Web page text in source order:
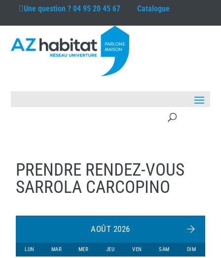
Une question ?04 95 20 45 67 Catalogue
PRENDRE RENDEZ-VOUS
SARROLA CARCOPINO
AOÛT 2026
LUN MAR MER JEU VEN SAM DIM